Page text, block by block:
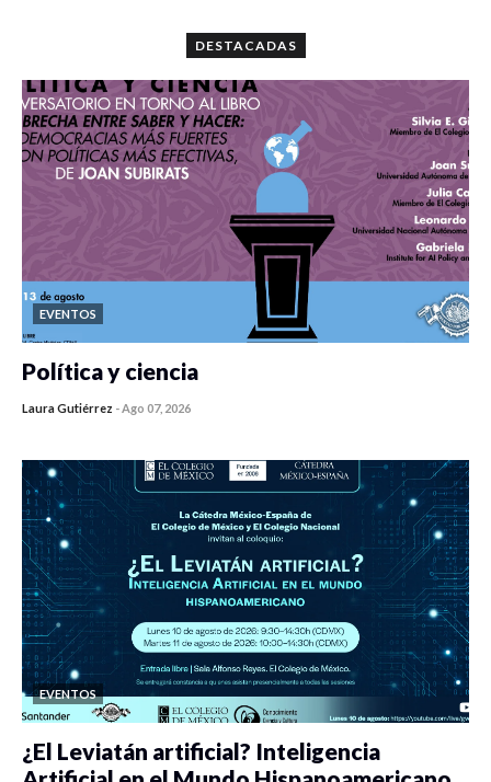
DESTACADAS
EVENTOS
Política y ciencia
Laura Gutiérrez -Ago 07, 2026
EVENTOS
¿El Leviatán artificial? Inteligencia